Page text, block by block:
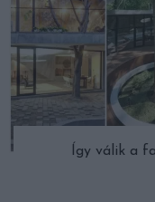
Így válik a